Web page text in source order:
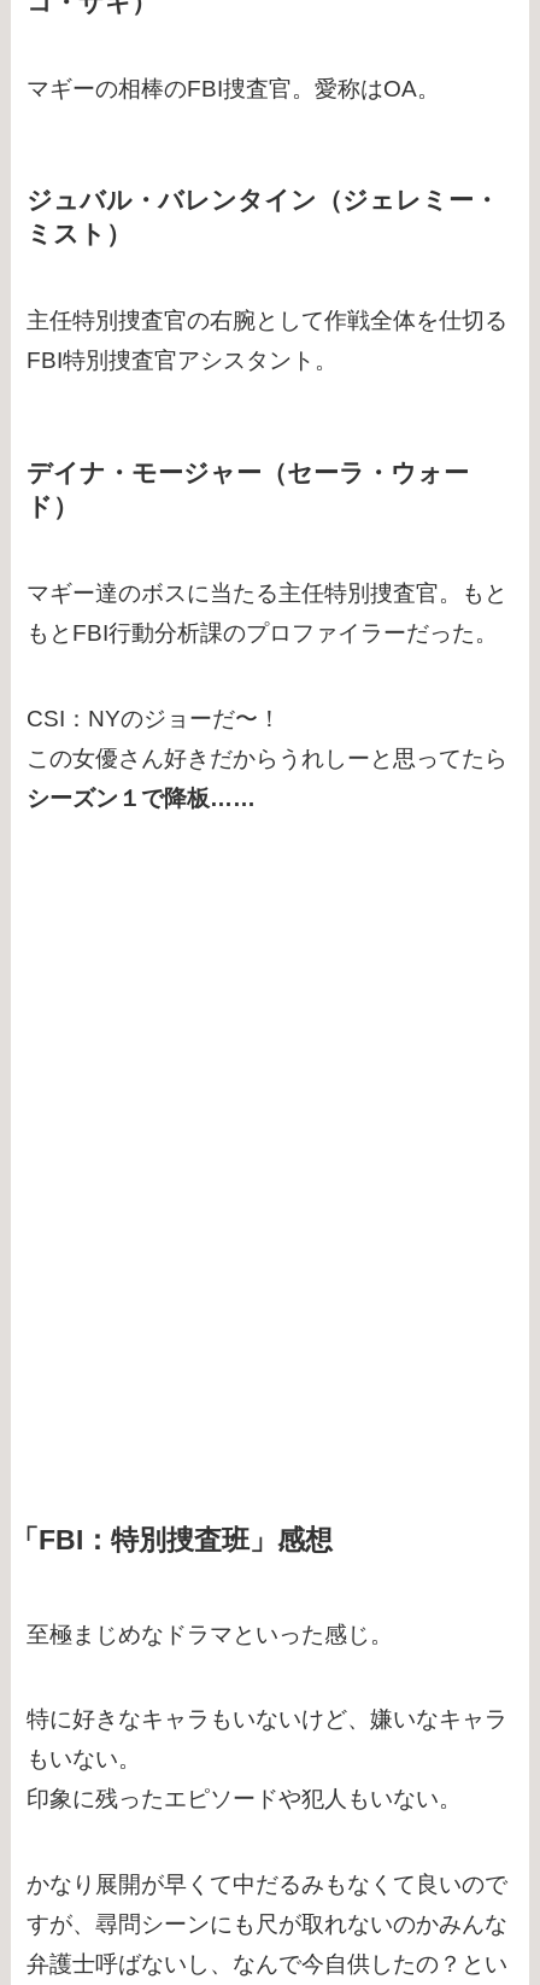
マギーの相棒のFBI捜査官。愛称はOA。
ジュバル・バレンタイン（ジェレミー・
ミスト）
主任特別捜査官の右腕として作戦全体を仕切る
FBI特別捜査官アシスタント。
デイナ・モージャー（セーラ・ウォー
ド）
マギー達のボスに当たる主任特別捜査官。もと
もとFBI行動分析課のプロファイラーだった。
CSI：NYのジョーだ〜！
この女優さん好きだからうれしーと思ってたら
シーズン１で降板……
「FBI：特別捜査班」感想
至極まじめなドラマといった感じ。
特に好きなキャラもいないけど、嫌いなキャラ
もいない。
印象に残ったエピソードや犯人もいない。
かなり展開が早くて中だるみもなくて良いので
すが、尋問シーンにも尺が取れないのかみんな
弁護士呼ばないし、なんで今自供したの？とい